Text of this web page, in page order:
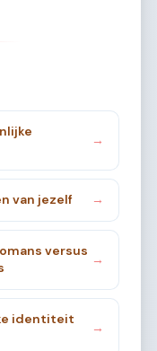
→
van jezelf →
versus
→
identiteit
→